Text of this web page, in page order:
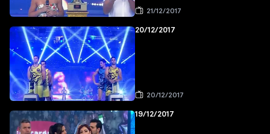
21/12/2017
20/12/2017
20/12/2017
19/12/2017